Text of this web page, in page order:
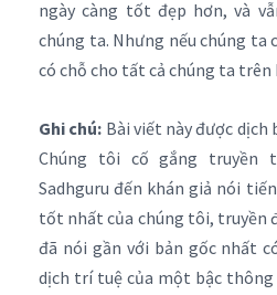
ngày càng tốt đẹp hơn, và
chúng ta. Nhưng nếu chúng ta
có chỗ cho tất cả chúng ta trên
Ghi chú: Bài viết này được dịch
Chúng tôi cố gắng truyền
Sadhguru đến khán giả nói
tốt nhất của chúng tôi, truyền
đã nói gần với bản gốc nhất
dịch trí tuệ của một bậc